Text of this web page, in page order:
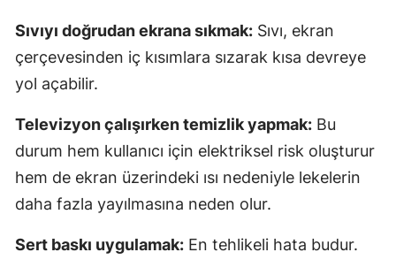
Sıvıyı doğrudan ekrana sıkmak: Sıvı, ekran
çerçevesinden iç kısımlara sızarak kısa devreye
yol açabilir.
Televizyon çalışırken temizlik yapmak: Bu
durum hem kullanıcı için elektriksel risk oluşturur
hem de ekran üzerindeki ısı nedeniyle lekelerin
daha fazla yayılmasına neden olur.
Sert baskı uygulamak: En tehlikeli hata budur.